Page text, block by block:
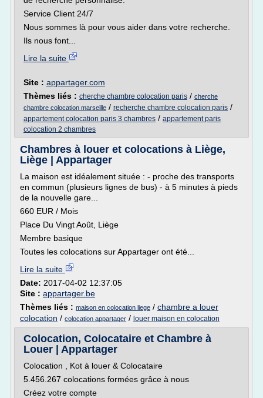
Service Client 24/7
Nous sommes là pour vous aider dans votre recherche.
Ils nous font...
Lire la suite
Site : appartager.com
Thèmes liés : cherche chambre colocation paris / cherche
chambre colocation marseille / recherche chambre colocation paris /
appartement colocation paris 3 chambres / appartement paris
colocation 2 chambres
Chambres à louer et colocations à Liège,
Liège | Appartager
La maison est idéalement située : - proche des transports
en commun (plusieurs lignes de bus) - à 5 minutes à pieds
de la nouvelle gare...
660 EUR / Mois
Place Du Vingt Août, Liège
Membre basique
Toutes les colocations sur Appartager ont été...
Lire la suite
Date: 2017-04-02 12:37:05
Site : appartager.be
Thèmes liés : maison en colocation liege / chambre a louer
colocation / colocation appartager / louer maison en colocation
Colocation, Colocataire et Chambre à
Louer | Appartager
Colocation , Kot à louer & Colocataire
5.456.267 colocations formées grâce à nous
Créez votre compte